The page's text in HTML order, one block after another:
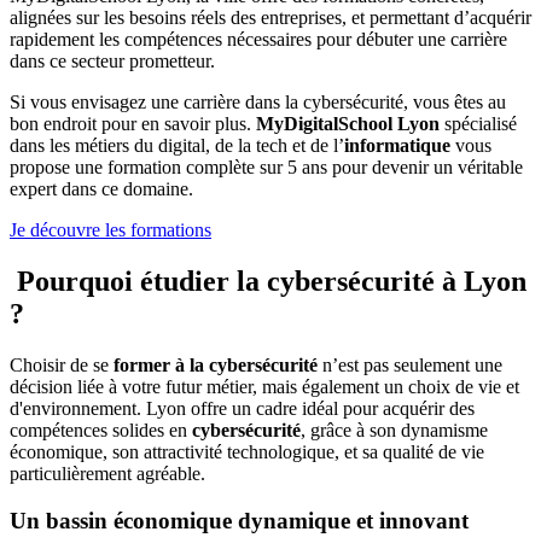
alignées sur les besoins réels des entreprises, et permettant d’acquérir
rapidement les compétences nécessaires pour débuter une carrière
dans ce secteur prometteur.
Si vous envisagez une carrière dans la cybersécurité, vous êtes au
bon endroit pour en savoir plus. MyDigitalSchool Lyon spécialisé
dans les métiers du digital, de la tech et de l’informatique vous
propose une formation complète sur 5 ans pour devenir un véritable
expert dans ce domaine.
Je découvre les formations
Pourquoi étudier la cybersécurité à Lyon
?
Choisir de se former à la cybersécurité n’est pas seulement une
décision liée à votre futur métier, mais également un choix de vie et
d'environnement. Lyon offre un cadre idéal pour acquérir des
compétences solides en cybersécurité, grâce à son dynamisme
économique, son attractivité technologique, et sa qualité de vie
particulièrement agréable.
Un bassin économique dynamique et innovant